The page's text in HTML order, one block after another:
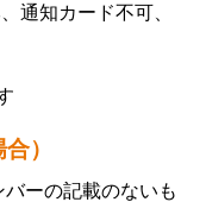
通知カード不可、
）
ーの記載のないも